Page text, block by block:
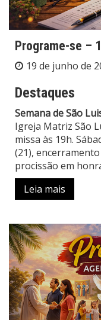
Programe-se –
19 de junho de
Destaques
Semana de São
Igreja Matriz São
missa às 19h.
(21),
procissão em
Leia mais